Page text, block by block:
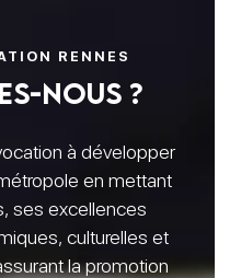
RENNES
nous ?
à développer
en mettant
ses excellences
culturelles et
la promotion